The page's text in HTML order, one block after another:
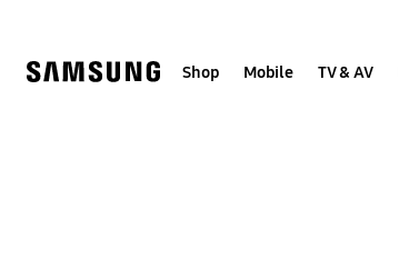
help
Shop Mobile TV & AV